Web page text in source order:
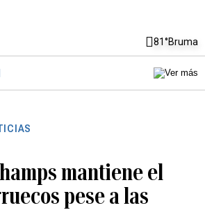
81°Bruma
mantiene el
pese a las